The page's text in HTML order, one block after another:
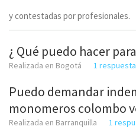
y contestadas por profesionales.
¿ Qué puedo hacer
Realizada en Bogotá 1 respuesta
Puedo demandar
monomeros colombo
Realizada en Barranquilla 1